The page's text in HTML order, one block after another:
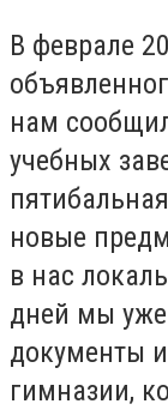
В феврале
нам
учебных
новые
в нас
дней мы уже
документы
гимназии,